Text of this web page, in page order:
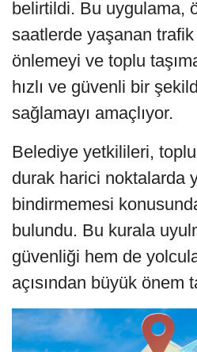
belirtildi. Bu uygulama,
saatlerde yaşanan trafik
önlemeyi ve toplu
hızlı ve güvenli bir
sağlamayı amaçlıyor.
Belediye yetkilileri, toplu
durak harici noktalarda
bindirmemesi
bulundu. Bu kurala
güvenliği hem de
açısından büyük önem